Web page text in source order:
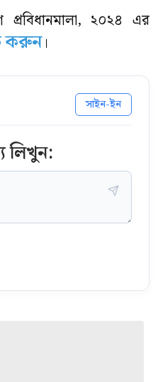
প্রবিধানমালা, ২০২৪ এর
করুন।
সাইন-ইন
লিখুন: